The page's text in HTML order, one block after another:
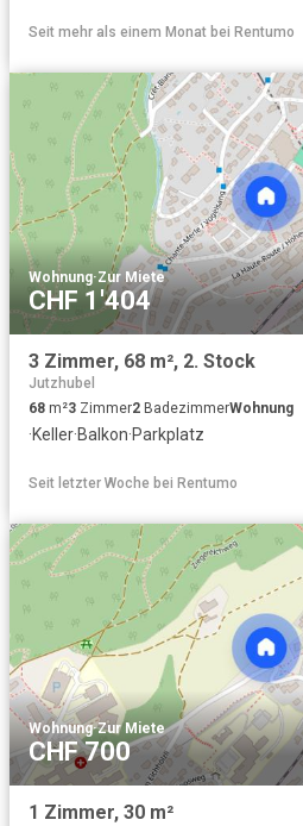
Seit mehr als einem Monat bei Rentumo
Wohnung·Zur Miete
CHF 1'404
3 Zimmer, 68 m², 2. Stock
Jutzhubel
68 m²3 Zimmer2 BadezimmerWohnung
·Keller·Balkon·Parkplatz
Seit letzter Woche bei Rentumo
Wohnung·Zur Miete
CHF 700
1 Zimmer, 30 m²